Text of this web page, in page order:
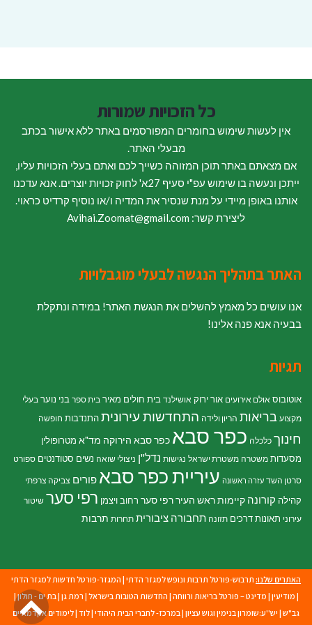
כל הזכויות שמורות
אין לעשות שימוש בחומרים המפורסמים באתר ללא אישור בכתב
מבעלי האתר.
אם מצאתם באתר תוכן המזוהה כשייך לכם ואתם בעלי הזכויות עליו,
ייתכן ונעשה בו שימוש עפ"י סעיף 27א' לחוק זכויות יוצרים. אנא עדכנו
אותנו באופן מיידי על מנת שנסיר את המדיה ו/או נוסיף קרדיט כראוי.
ליצירת קשר: Avihai.Zoomat@gmail.com
האתר בתהליך הנגשה לבעלי מוגבלויות
אנו עושים כל מאמץ להשלים את הנגשת האתר! במידה ונתקלת
בבעיה אנא פנה אלינו!
תגיות
אוטובוס אולם אירועים אור ירוק אושילנד בית חולים מאיר בית ספר בני נוער בעלי
מקצוע בריאות הריון ולידה התחדשות עירוניתהתנדבות חופשה
חינוך כלכלה כפר סבא כפר סבא הירוקה מד"א מטרופולין
מסעדות משטרה משטרת ישראל נגישות נדל"ן ניצולי שואה נשים סטודנטים ספורט
סרטן השד עזרה ראשונה עיריית כפר סבא פורים צביקה צרפתי
קהילה קורונה קיימותראש העיר רפי סער רחוב ויצמן רפי סער שיטור
עירוני תאונות דרכים תזונה תחבורה ציבורית תחרות תרבות
האתרים שלנו: תרבוש-פורטל תרבות ונופש למגזר הדתי | המגזר-פורטל חדשות למגזר הדתי
| מודיעין | מדינט – פורטל בריאות ורווחה | החדשות הטובות בישראל | רמת גן | בת ים - חולון|
גב"ש | יש''ע:שומרון בנימין וגוש עציון | במרכז- לחברי הבית היהודי |לוד |לימודים אקדמאיים